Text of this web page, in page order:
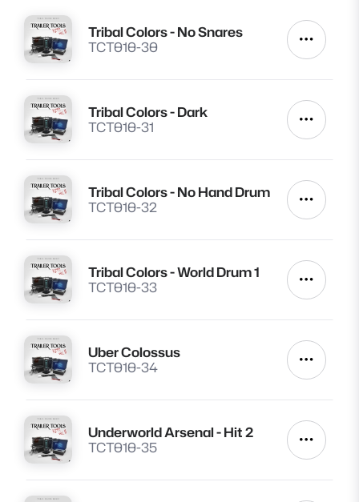
Lire
Tribal Colors - No Snares
TCT010-30
Autres
Lire
Tribal Colors - Dark
TCT010-31
Autres
Lire
Tribal Colors - No Hand Drum
TCT010-32
Autres
Lire
Tribal Colors - World Drum 1
TCT010-33
Autres
Lire
Uber Colossus
TCT010-34
Autres
Lire
Underworld Arsenal - Hit 2
TCT010-35
Autres